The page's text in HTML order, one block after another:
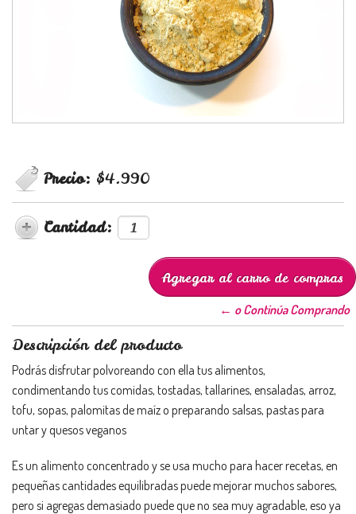
Precio: $4.990
Cantidad:
← o Continúa Comprando
Descripción del producto
Podrás disfrutar polvoreando con ella tus alimentos,
condimentando tus comidas, tostadas, tallarines, ensaladas, arroz,
tofu, sopas, palomitas de maíz o preparando salsas, pastas para
untar y quesos veganos
Es un alimento concentrado y se usa mucho para hacer recetas, en
pequeñas cantidades equilibradas puede mejorar muchos sabores,
pero si agregas demasiado puede que no sea muy agradable, eso ya